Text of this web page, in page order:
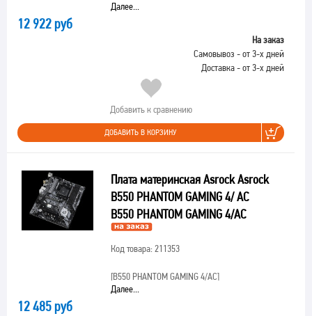
Далее...
12 922 руб
На заказ
Самовывоз - от 3-х дней
Доставка - от 3-х дней
Добавить к сравнению
ДОБАВИТЬ В КОРЗИНУ
Плата материнская Asrock Asrock
B550 PHANTOM GAMING 4/ AC
B550 PHANTOM GAMING 4/AC
Код товара: 211353
[B550 PHANTOM GAMING 4/AC]
Далее...
12 485 руб